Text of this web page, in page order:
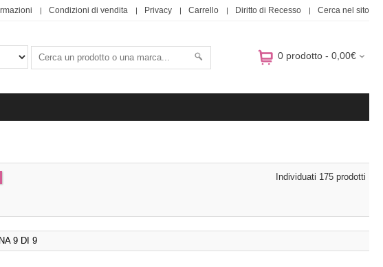
Condizioni di vendita Privacy Carrello Diritto di Recesso Cerca nel sito
0 prodotto - 0,00€
Individuati 175 prodotti
9 DI 9